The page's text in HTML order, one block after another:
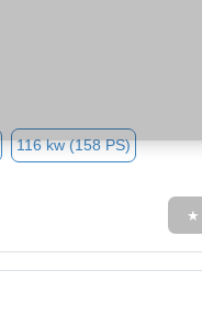
116 kw (158 PS)
★